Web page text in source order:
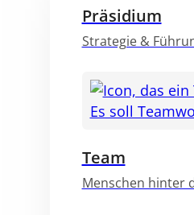
Präsidium
Strategie &
Team
Menschen hinter